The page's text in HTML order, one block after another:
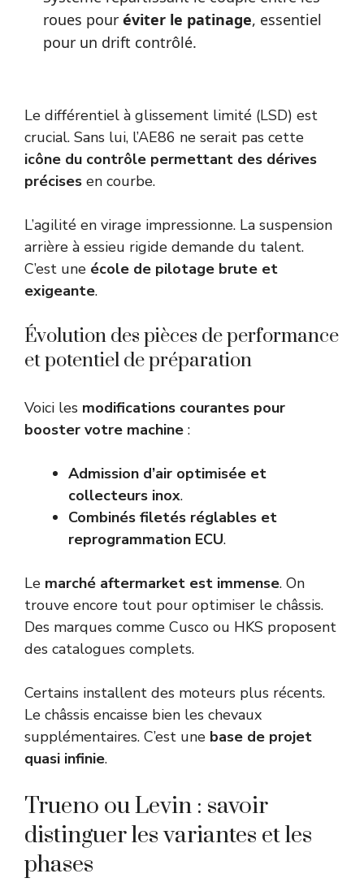
roues pour éviter le patinage, essentiel
pour un drift contrôlé.
Le différentiel à glissement limité (LSD) est
crucial. Sans lui, l’AE86 ne serait pas cette
icône du contrôle permettant des dérives
précises en courbe.
L’agilité en virage impressionne. La suspension
arrière à essieu rigide demande du talent.
C’est une école de pilotage brute et
exigeante.
Évolution des pièces de performance
et potentiel de préparation
Voici les modifications courantes pour
booster votre machine :
Admission d’air optimisée et
collecteurs inox.
Combinés filetés réglables et
reprogrammation ECU.
Le marché aftermarket est immense. On
trouve encore tout pour optimiser le châssis.
Des marques comme Cusco ou HKS proposent
des catalogues complets.
Certains installent des moteurs plus récents.
Le châssis encaisse bien les chevaux
supplémentaires. C’est une base de projet
quasi infinie.
Trueno ou Levin : savoir
distinguer les variantes et les
phases